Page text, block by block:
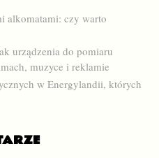
alkomatami: czy warto
urządzenia do pomiaru
muzyce i reklamie
w Energylandii, których